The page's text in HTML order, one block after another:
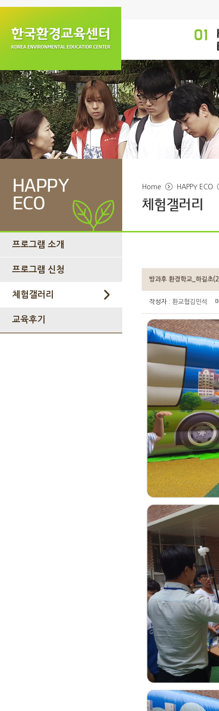
프로그램 소개
프로그램 신청
체험갤러리
교육후기
Home HAPPY ECO
방과후 환경학교_하길초
작성자 : 환교협김민석